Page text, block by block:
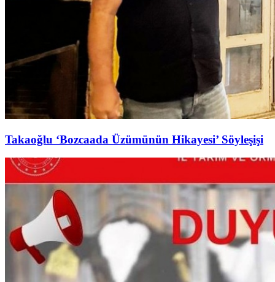
Takaoğlu ‘Bozcaada Üzümünün Hikayesi’ Söyleşişi